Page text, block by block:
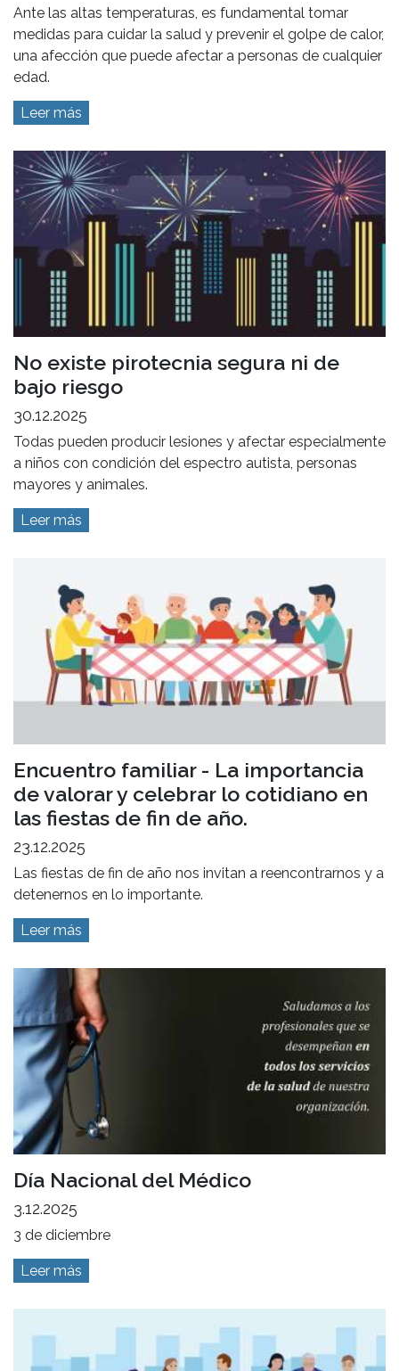
Ante las altas temperaturas, es fundamental tomar
medidas para cuidar la salud y prevenir el golpe de calor,
una afección que puede afectar a personas de cualquier
edad.
Leer más
No existe pirotecnia segura ni de
bajo riesgo
30.12.2025
Todas pueden producir lesiones y afectar especialmente
a niños con condición del espectro autista, personas
mayores y animales.
Leer más
Encuentro familiar - La importancia
de valorar y celebrar lo cotidiano en
las fiestas de fin de año.
23.12.2025
Las fiestas de fin de año nos invitan a reencontrarnos y a
detenernos en lo importante.
Leer más
Día Nacional del Médico
3.12.2025
3 de diciembre
Leer más